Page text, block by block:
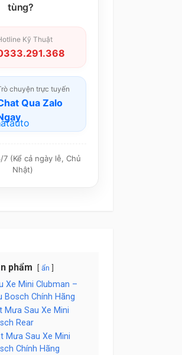
tùng?
Kỹ Thuật
chuyện trực tuyến
Qua Zalo
(Kể cả ngày lễ, Chủ
Nhật)
phẩm ẩn
Xe Mini Clubman –
Bosch Chính Hãng
Mưa Sau Xe Mini
Rear
Mưa Sau Xe Mini
Chính Hãng